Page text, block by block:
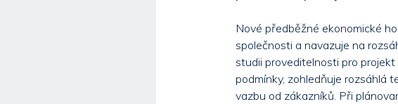
Nové předběžné ekonomické
společnosti a navazuje na
studii proveditelnosti pro
podmínky, zohledňuje rozsáhlá
vazbu od zákazníků. Při